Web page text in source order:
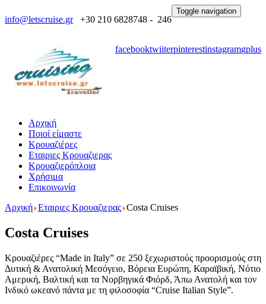
info@letscruise.gr +30 210 6828748 - 246
facebooktwiiterpinterestinstagramgplus
Toggle navigation
Αρχική
Ποιοί είμαστε
Κρουαζιέρες
Εταιριες Κρουαζιερας
Κρουαζιερόπλοια
Χρήσιμα
Επικοινωνία
Αρχική Εταιριες Κρουαζιερας Costa Cruises
Costa Cruises
Κρουαζιέρες “Made in Italy” σε 250 ξεχωριστούς προορισμούς στη
Δυτική & Ανατολική Μεσόγειο, Βόρεια Ευρώπη, Καραϊβική, Νότιο
Αμερική, Βαλτική και τα Νορβηγικά Φιόρδ, Άπω Ανατολή και τον
Ινδικό ωκεανό πάντα με τη φιλοσοφία “Cruise Italian Style”.